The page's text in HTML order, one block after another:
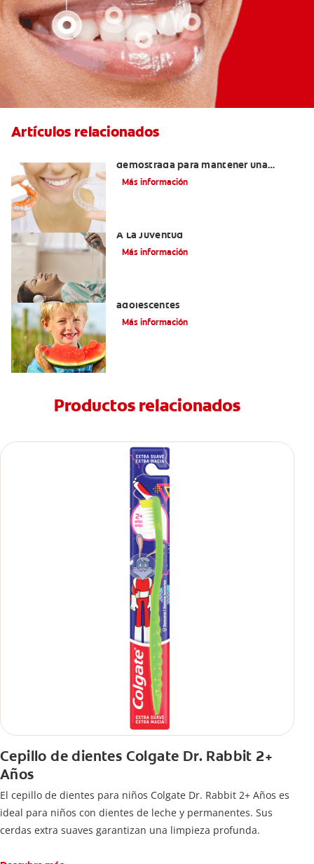
Artículos relacionados
demostrada para mantener una
sonrisa derecha
Más información
A La Juventud
Más información
adolescentes
Más información
Productos relacionados
Cepillo de dientes Colgate Dr. Rabbit 2+
Años
El cepillo de dientes para niños Colgate Dr. Rabbit 2+ Años es
ideal para niños con dientes de leche y permanentes. Sus
cerdas extra suaves garantizan una limpieza profunda.